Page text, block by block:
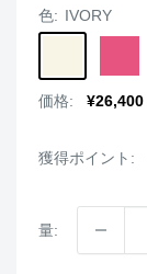
色: IVORY
価格:
販
¥26,400
獲得ポイント:
量: